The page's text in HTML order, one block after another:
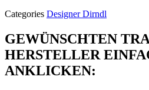
Categories Designer Dirndl
GEWÜNSCHTEN
HERSTELLER
ANKLICKEN: